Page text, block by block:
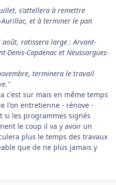
s'attellera à remettre
et à terminer le pan
ratissera large : Arvant-
Denis-Capdenac et Neussargues-
terminera le travail
c'est sur mais en même temps
l'on entretienne - rénove -
si les programmes signés
le coup il va y avoir un
plus le temps des travaux
que de ne plus jamais y